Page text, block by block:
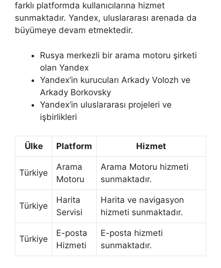
farklı platformda kullanıcılarına hizmet
sunmaktadır. Yandex, uluslararası arenada da
büyümeye devam etmektedir.
Rusya merkezli bir arama motoru şirketi
olan Yandex
Yandex’in kurucuları Arkady Volozh ve
Arkady Borkovsky
Yandex’in uluslararası projeleri ve
işbirlikleri
Ülke Platform Hizmet
Türkiye
Arama
Motoru
Arama Motoru hizmeti
sunmaktadır.
Türkiye
Harita
Servisi
Harita ve navigasyon
hizmeti sunmaktadır.
Türkiye
E-posta
Hizmeti
E-posta hizmeti
sunmaktadır.